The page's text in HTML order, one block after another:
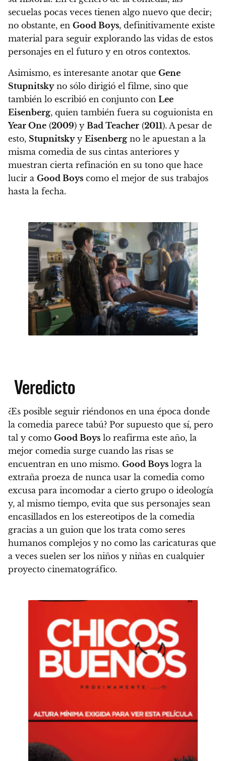
secuelas pocas veces tienen algo nuevo que decir;
no obstante, en Good Boys, definitivamente existe
material para seguir explorando las vidas de estos
personajes en el futuro y en otros contextos.
Asimismo, es interesante anotar que Gene
Stupnitskyno sólo dirigió el filme, sino que
también lo escribió en conjunto con Lee
Eisenberg, quien también fuera su coguionista en
Year One (2009) y Bad Teacher (2011). A pesar de
esto, Stupnitskyy Eisenberg no le apuestan a la
misma comedia de sus cintas anteriores y
muestran cierta refinación en su tono que hace
lucir a Good Boys como el mejor de sus trabajos
hasta la fecha.
Veredicto
¿Es posible seguir riéndonos en una época donde
la comedia parece tabú? Por supuesto que sí, pero
tal y como Good Boys lo reafirma este año, la
mejor comedia surge cuando las risas se
encuentran en uno mismo. Good Boys logra la
extraña proeza de nunca usar la comedia como
excusa para incomodar a cierto grupo o ideología
y, al mismo tiempo, evita que sus personajes sean
encasillados en los estereotipos de la comedia
gracias a un guion que los trata como seres
humanos complejos y no como las caricaturas que
a veces suelen ser los niños y niñas en cualquier
proyecto cinematográfico.